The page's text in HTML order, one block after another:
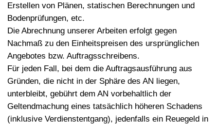
Erstellen von Plänen, statischen Berechnungen und
Bodenprüfungen, etc.
Die Abrechnung unserer Arbeiten erfolgt gegen
Nachmaß zu den Einheitspreisen des ursprünglichen
Angebotes bzw. Auftragsschreibens.
Für jeden Fall, bei dem die Auftragsausführung aus
Gründen, die nicht in der Sphäre des AN liegen,
unterbleibt, gebührt dem AN vorbehaltlich der
Geltendmachung eines tatsächlich höheren Schadens
(inklusive Verdienstentgang), jedenfalls ein Reuegeld in